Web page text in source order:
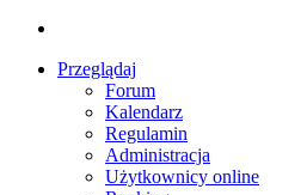
Przeglądaj
Forum
Kalendarz
Regulamin
Administracja
Użytkownicy online